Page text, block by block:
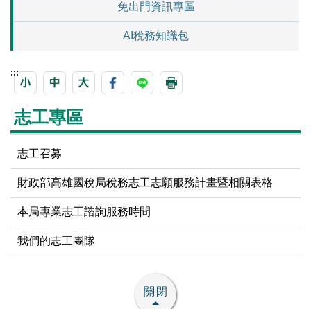
免出門資訊專區
AI稅務知識包
:::
志工專區
志工召募
財政部高雄國稅局稅務志工志願服務計畫暨相關表格
本局專業志工諮詢服務時間
我們的志工團隊
關閉